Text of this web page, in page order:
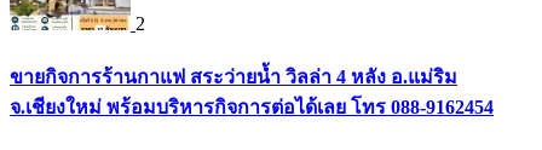
2
ขายกิจการร้านกาแฟ สระว่ายน้ำ วิลล่า 4 หลัง อ.แม่ริม
จ.เชียงใหม่ พร้อมบริหารกิจการต่อได้เลย โทร 088-9162454